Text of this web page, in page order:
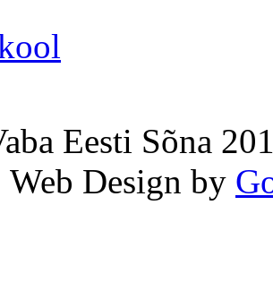
Eesti Sõna
Web Design by